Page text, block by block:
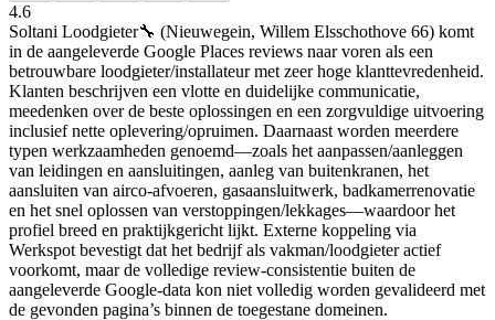
4.6
Soltani Loodgieter🔧 (Nieuwegein, Willem Elsschothove 66) komt
in de aangeleverde Google Places reviews naar voren als een
betrouwbare loodgieter/installateur met zeer hoge klanttevredenheid.
Klanten beschrijven een vlotte en duidelijke communicatie,
meedenken over de beste oplossingen en een zorgvuldige uitvoering
inclusief nette oplevering/opruimen. Daarnaast worden meerdere
typen werkzaamheden genoemd—zoals het aanpassen/aanleggen
van leidingen en aansluitingen, aanleg van buitenkranen, het
aansluiten van airco-afvoeren, gasaansluitwerk, badkamerrenovatie
en het snel oplossen van verstoppingen/lekkages—waardoor het
profiel breed en praktijkgericht lijkt. Externe koppeling via
Werkspot bevestigt dat het bedrijf als vakman/loodgieter actief
voorkomt, maar de volledige review-consistentie buiten de
aangeleverde Google-data kon niet volledig worden gevalideerd met
de gevonden pagina’s binnen de toegestane domeinen.